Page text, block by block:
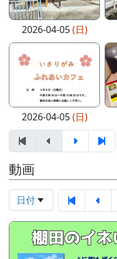
2026-04-05(日)
2026-04-05(日)
動画
日付